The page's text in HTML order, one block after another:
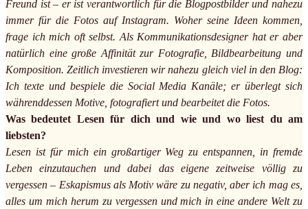
Freund ist – er ist verantwortlich für die Blogpostbilder und nahezu
immer für die Fotos auf Instagram. Woher seine Ideen kommen,
frage ich mich oft selbst. Als Kommunikationsdesigner hat er aber
natürlich eine große Affinität zur Fotografie, Bildbearbeitung und
Komposition. Zeitlich investieren wir nahezu gleich viel in den Blog:
Ich texte und bespiele die Social Media Kanäle; er überlegt sich
währenddessen Motive, fotografiert und bearbeitet die Fotos.
Was bedeutet Lesen für dich und wie und wo liest du am
liebsten?
Lesen ist für mich ein großartiger Weg zu entspannen, in fremde
Leben einzutauchen und dabei das eigene zeitweise völlig zu
vergessen – Eskapismus als Motiv wäre zu negativ, aber ich mag es,
alles um mich herum zu vergessen und mich in eine andere Welt zu